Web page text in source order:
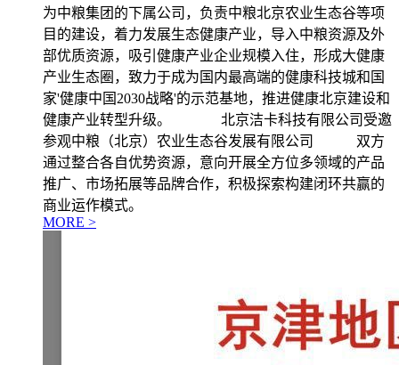
为中粮集团的下属公司，负责中粮北京农业生态谷等项
目的建设，着力发展生态健康产业，导入中粮资源及外
部优质资源，吸引健康产业企业规模入住，形成大健康
产业生态圈，致力于成为国内最高端的健康科技城和国
家'健康中国2030战略'的示范基地，推进健康北京建设和
健康产业转型升级。 北京洁卡科技有限公司受邀
参观中粮（北京）农业生态谷发展有限公司 双方
通过整合各自优势资源，意向开展全方位多领域的产品
推广、市场拓展等品牌合作，积极探索构建闭环共赢的
商业运作模式。
MORE >